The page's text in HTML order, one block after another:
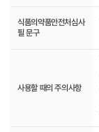
식품의약품안전처심사
필 문구
사용할 때의 주의사항